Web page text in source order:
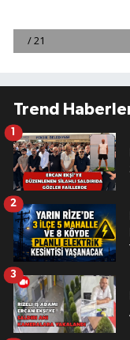
Trend
1
2
3